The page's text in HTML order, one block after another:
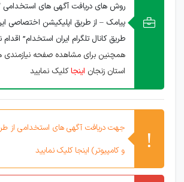
روش های دریافت آگهی های استخدامی
پیامک – از طریق اپلیکیشن اختصاصی
طریق کانال تلگرام ایران استخدام” اقدام
همچنین برای مشاهده صفحه نیازمندی
استان زنجان اینجاکلیک نمایید
جهت دریافت آگهی های استخدامی از
و کامپیوتر) اینجا کلیک نمایید